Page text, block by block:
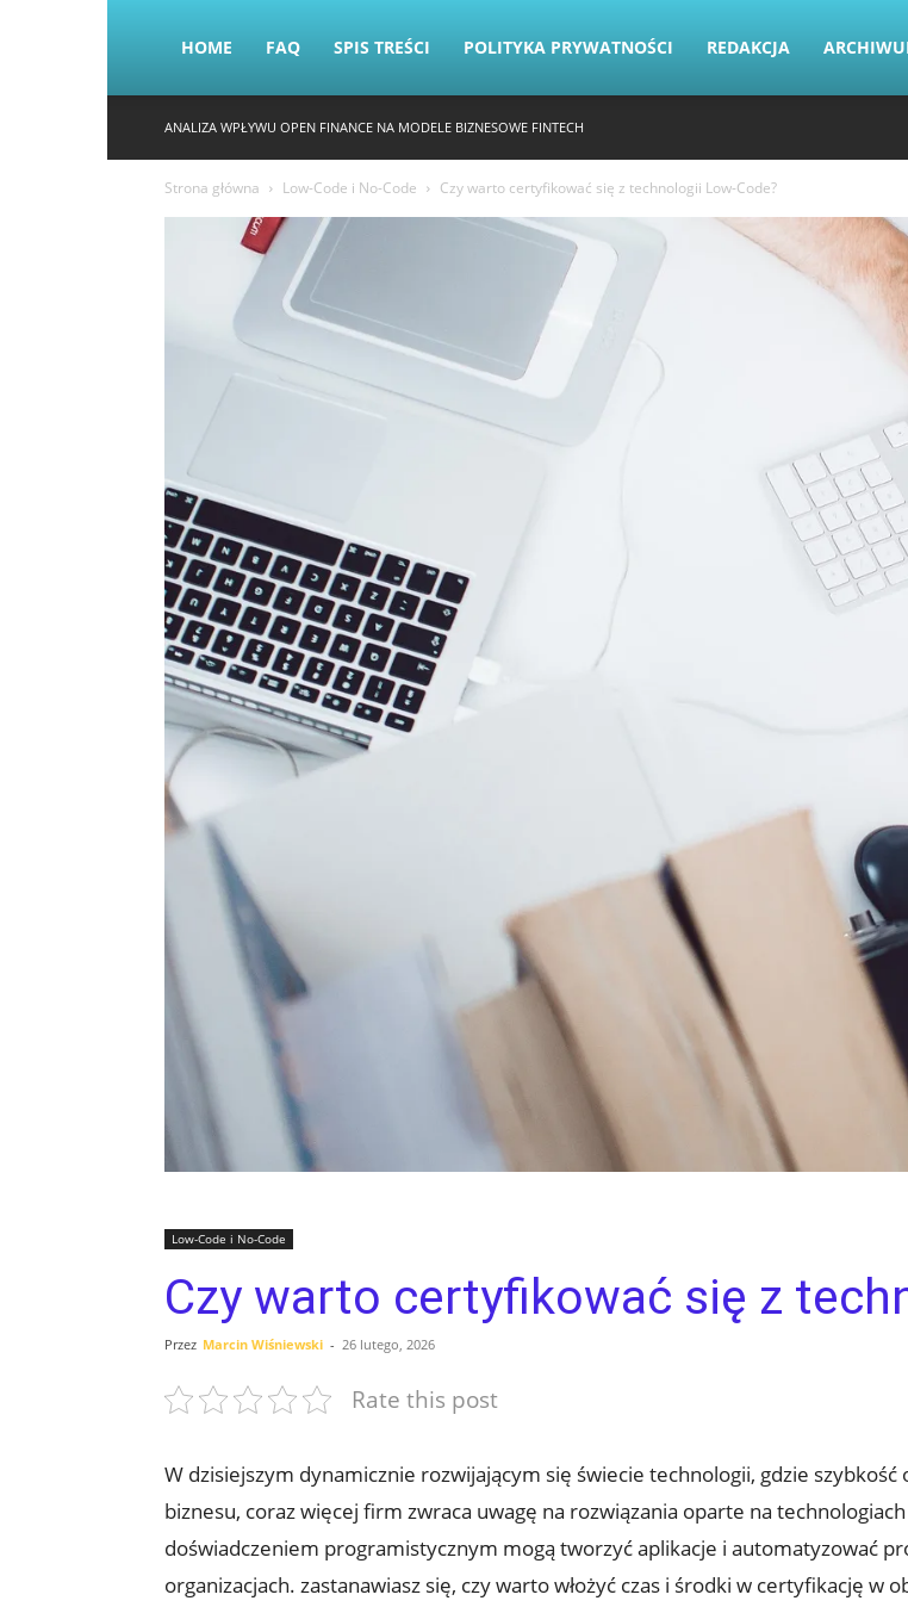
HOME FAQ SPIS TREŚCI POLITYKA PRYWATNOŚCI REDAKCJA
ANALIZA WPŁYWU OPEN FINANCE NA MODELE BIZNESOWE FINTECH
Strona główna Low-Code i No-Code Czy warto certyfikować się z technologii Low-Code?
Low-Code i No-Code
Czy warto certyfikować się z
Przez Marcin Wiśniewski - 26 lutego, 2026
Rate this post
W dzisiejszym dynamicznie rozwijającym się świecie technologii, gdzie
biznesu, coraz więcej firm zwraca uwagę na rozwiązania oparte na
doświadczeniem programistycznym mogą tworzyć aplikacje i automatyzować
organizacjach. zastanawiasz się, czy warto włożyć czas i środki w certyfikację